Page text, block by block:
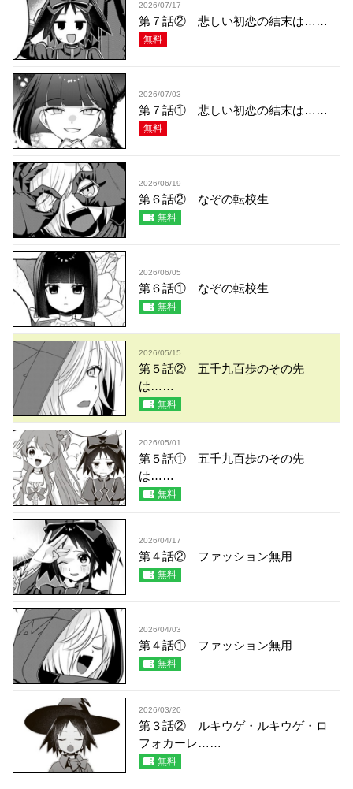
2026/07/17
第７話② 悲しい初恋の結末は……
無料
2026/07/03
第７話① 悲しい初恋の結末は……
無料
2026/06/19
第６話② なぞの転校生
無料
2026/06/05
第６話① なぞの転校生
無料
2026/05/15
第５話② 五千九百歩のその先
は……
無料
2026/05/01
第５話① 五千九百歩のその先
は……
無料
2026/04/17
第４話② ファッション無用
無料
2026/04/03
第４話① ファッション無用
無料
2026/03/20
第３話② ルキウゲ・ルキウゲ・ロ
フォカーレ……
無料